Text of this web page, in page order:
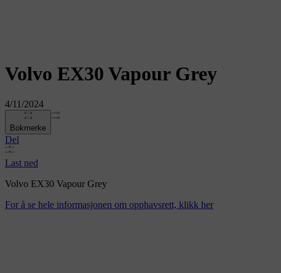
Volvo EX30 Vapour Grey
4/11/2024
Bokmerke
Del
Last ned
Volvo EX30 Vapour Grey
For å se hele informasjonen om opphavsrett, klikk her